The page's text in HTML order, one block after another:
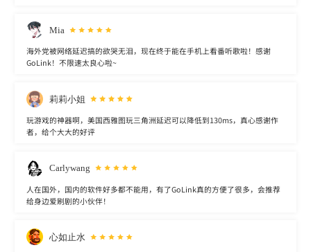
Mia
海外党被网络延迟搞的欲哭无泪，现在终于能在手机上看番听歌啦！感谢
GoLink！不限速太良心啦~
莉莉小姐
玩游戏的神器啊，美国西雅图玩三角洲延迟可以降低到130ms，真心感谢作
者，给个大大的好评
Carlywang
人在国外，国内的软件好多都不能用，有了GoLink真的方便了很多，会推荐
给身边爱刷剧的小伙伴！
心如止水